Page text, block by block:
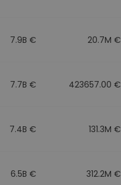
7.9B € 20.7M €
7.7B € 423657.00 €
7.4B € 131.3M €
6.5B € 312.2M €